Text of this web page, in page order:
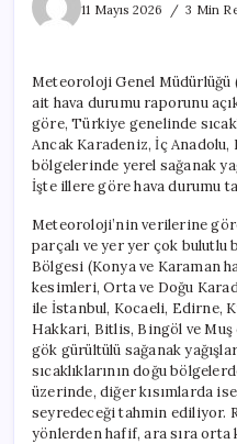
11 Mayıs 2026
3 Min
Meteoroloji Genel Müdürlüğü
ait hava durumu raporunu
göre, Türkiye genelinde
Ancak Karadeniz, İç Anadolu,
bölgelerinde yerel sağanak
İşte illere göre hava durumu
Meteoroloji’nin verilerine
parçalı ve yer yer çok bulutlu
Bölgesi (Konya ve Karaman
kesimleri, Orta ve Doğu
ile İstanbul, Kocaeli, Edirne,
Hakkari, Bitlis, Bingöl ve Muş
gök gürültülü sağanak
sıcaklıklarının doğu
üzerinde, diğer kısımlarda
seyredeceği tahmin ediliyor.
yönlerden hafif, ara sıra orta